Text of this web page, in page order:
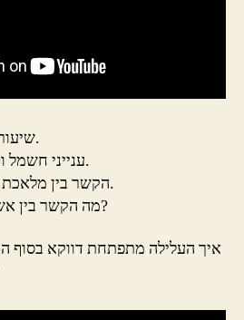
שיעור מרתק במלאכת מבעיר.
ענייני חשמל וענייני כל מלאכת מבעיר.
הקשר בין מלאכת מבעיר לבין העולם הבא.
מה הקשר בין אש בשבת לכלל המלאכות?
איך העלילה מתפתחת דווקא בסוף